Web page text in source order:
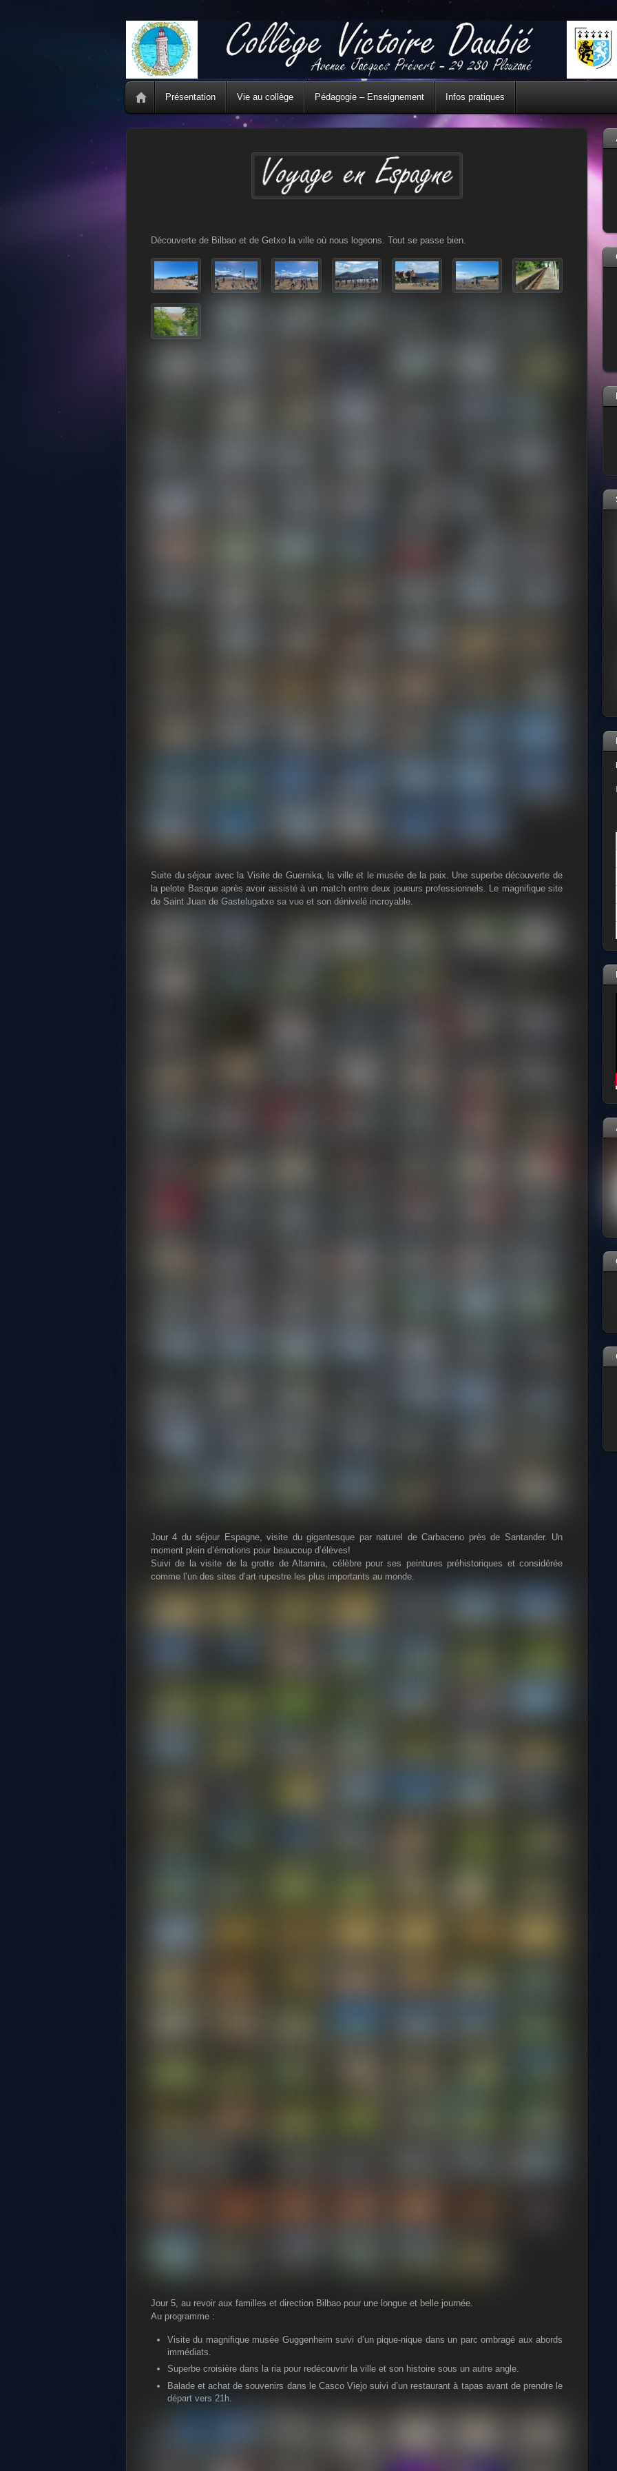
Présentation Vie au collège Pédagogie – Enseignement Infos pratiques
Découverte de Bilbao et de Getxo la ville où nous logeons. Tout se passe bien.
Suite du séjour avec la Visite de Guernika, la ville et le musée de la paix. Une superbe découverte de
la pelote Basque après avoir assisté à un match entre deux joueurs professionnels. Le magnifique site
de Saint Juan de Gastelugatxe sa vue et son dénivelé incroyable.
Jour 4 du séjour Espagne, visite du gigantesque par naturel de Carbaceno près de Santander. Un
moment plein d’émotions pour beaucoup d’élèves!
Suivi de la visite de la grotte de Altamira, célèbre pour ses peintures préhistoriques et considérée
comme l’un des sites d’art rupestre les plus importants au monde.
Jour 5, au revoir aux familles et direction Bilbao pour une longue et belle journée.
Au programme :
Visite du magnifique musée Guggenheim suivi d’un pique-nique dans un parc ombragé aux abords
immédiats.
Superbe croisière dans la ria pour redécouvrir la ville et son histoire sous un autre angle.
Balade et achat de souvenirs dans le Casco Viejo suivi d’un restaurant à tapas avant de prendre le
départ vers 21h.